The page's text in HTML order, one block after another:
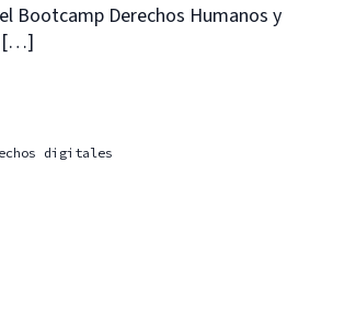
Bootcamp Derechos Humanos y
[…]
digitales